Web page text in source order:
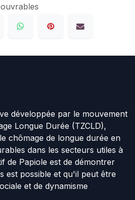
développée par le mouvement
Longue Durée (TZCLD),
chômage de longue durée en
dans les secteurs utiles à
de Papiole est de démontrer
est possible et qu'il peut être
et de dynamisme